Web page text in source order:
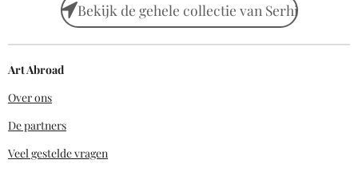
Bekijk de gehele collectie van Serhi
Art Abroad
Over ons
De partners
Veel gestelde vragen